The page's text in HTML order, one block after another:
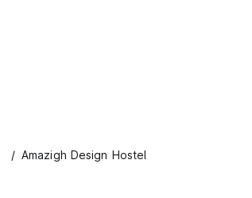
Amazigh Design Hostel